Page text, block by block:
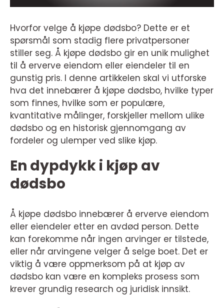
Hvorfor velge å kjøpe dødsbo? Dette er et
spørsmål som stadig flere privatpersoner
stiller seg. Å kjøpe dødsbo gir en unik mulighet
til å erverve eiendom eller eiendeler til en
gunstig pris. I denne artikkelen skal vi utforske
hva det innebærer å kjøpe dødsbo, hvilke typer
som finnes, hvilke som er populære,
kvantitative målinger, forskjeller mellom ulike
dødsbo og en historisk gjennomgang av
fordeler og ulemper ved slike kjøp.
En dypdykk i kjøp av
dødsbo
Å kjøpe dødsbo innebærer å erverve eiendom
eller eiendeler etter en avdød person. Dette
kan forekomme når ingen arvinger er tilstede,
eller når arvingene velger å selge boet. Det er
viktig å være oppmerksom på at kjøp av
dødsbo kan være en kompleks prosess som
krever grundig research og juridisk innsikt.